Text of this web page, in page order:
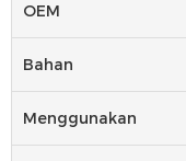
OEM
Bahan
Menggunakan